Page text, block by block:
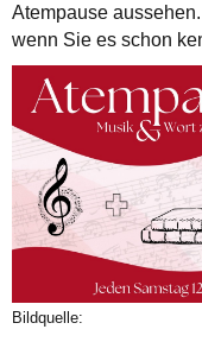
Atempause
wenn Sie es schon
Bildquelle: